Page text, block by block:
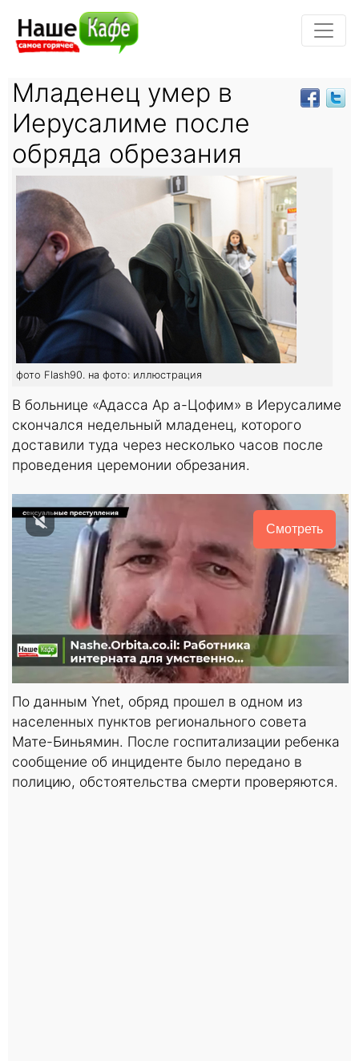
Младенец умер в
Иерусалиме после
обряда обрезания
фото Flash90. на фото: иллюстрация
В больнице «Адасса Ар а-Цофим» в Иерусалиме
скончался недельный младенец, которого
доставили туда через несколько часов после
проведения церемонии обрезания.
Смотреть
По данным Ynet, обряд прошел в одном из
населенных пунктов регионального совета
Мате-Биньямин. После госпитализации ребенка
сообщение об инциденте было передано в
полицию, обстоятельства смерти проверяются.